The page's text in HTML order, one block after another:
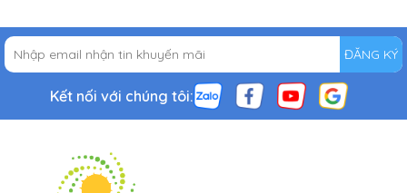
ĐĂNG KÝ
Kết nối với chúng tôi: